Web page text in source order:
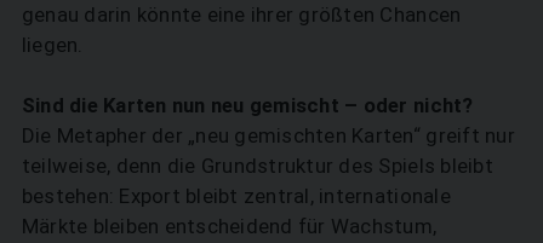
genau darin könnte eine ihrer größten Chancen
liegen.
Sind die Karten nun neu gemischt – oder nicht?
Die Metapher der „neu gemischten Karten“ greift nur
teilweise, denn die Grundstruktur des Spiels bleibt
bestehen: Export bleibt zentral, internationale
Märkte bleiben entscheidend für Wachstum,